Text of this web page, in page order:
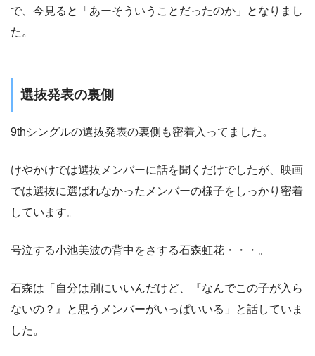
で、今見ると「あーそういうことだったのか」となりまし
た。
選抜発表の裏側
9thシングルの選抜発表の裏側も密着入ってました。
けやかけでは選抜メンバーに話を聞くだけでしたが、映画
では選抜に選ばれなかったメンバーの様子をしっかり密着
しています。
号泣する小池美波の背中をさする石森虹花・・・。
石森は「自分は別にいいんだけど、『なんでこの子が入ら
ないの？』と思うメンバーがいっぱいいる」と話していま
した。